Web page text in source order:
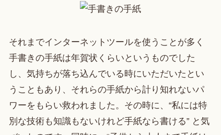
それまでインターネットツールを使うことが多く
手書きの手紙は年賀状くらいというものでした
し、気持ちが落ち込んでいる時にいただいたとい
うこともあり、それらの手紙から計り知れないパ
ワーをもらい救われました。その時に、“私には特
別な技術も知識もないけれど手紙なら書ける” と気